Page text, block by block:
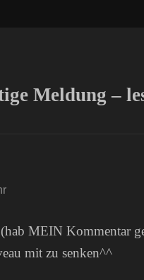
Meldung –
MEIN Kommentar
mit zu senken^^